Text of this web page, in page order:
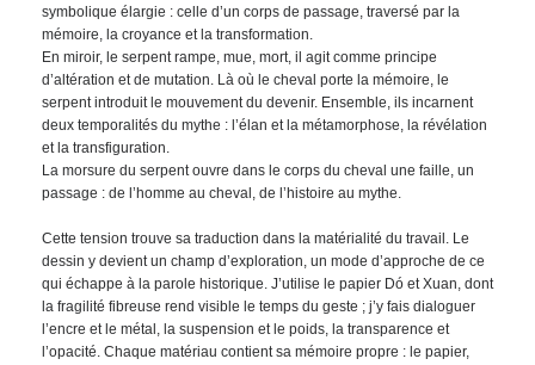
symbolique élargie : celle d’un corps de passage, traversé par la
mémoire, la croyance et la transformation.
En miroir, le serpent rampe, mue, mort, il agit comme principe
d’altération et de mutation. Là où le cheval porte la mémoire, le
serpent introduit le mouvement du devenir. Ensemble, ils incarnent
deux temporalités du mythe : l’élan et la métamorphose, la révélation
et la transfiguration.
La morsure du serpent ouvre dans le corps du cheval une faille, un
passage : de l’homme au cheval, de l’histoire au mythe.
Cette tension trouve sa traduction dans la matérialité du travail. Le
dessin y devient un champ d’exploration, un mode d’approche de ce
qui échappe à la parole historique. J’utilise le papier Dó et Xuan, dont
la fragilité fibreuse rend visible le temps du geste ; j’y fais dialoguer
l’encre et le métal, la suspension et le poids, la transparence et
l’opacité. Chaque matériau contient sa mémoire propre : le papier,